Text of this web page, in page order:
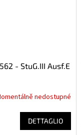
- StuG.III Ausf.E
nedostupné
DETTAGLIO